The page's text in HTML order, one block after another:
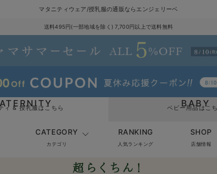
マタニティウェア/授乳服の通販ならエンジェリーベ
送料495円(一部地域を除く) 7,700円以上で送料無料
ィ & 授乳服はこちら BABY
ベビー用品はこ
CATEGORY
カテゴリ
RANKING
人気ランキング
SHOP
店舗情報